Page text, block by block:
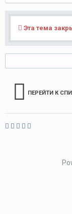
Эта тема
ПЕРЕЙТИ К